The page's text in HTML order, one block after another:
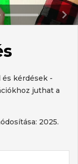
és kérdések -
juthat a
2025.